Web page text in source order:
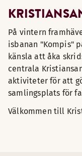
På vintern
isbanan "Kompis"
känsla att åka
centrala
aktiviteter för att
samlingsplats för
Välkommen till